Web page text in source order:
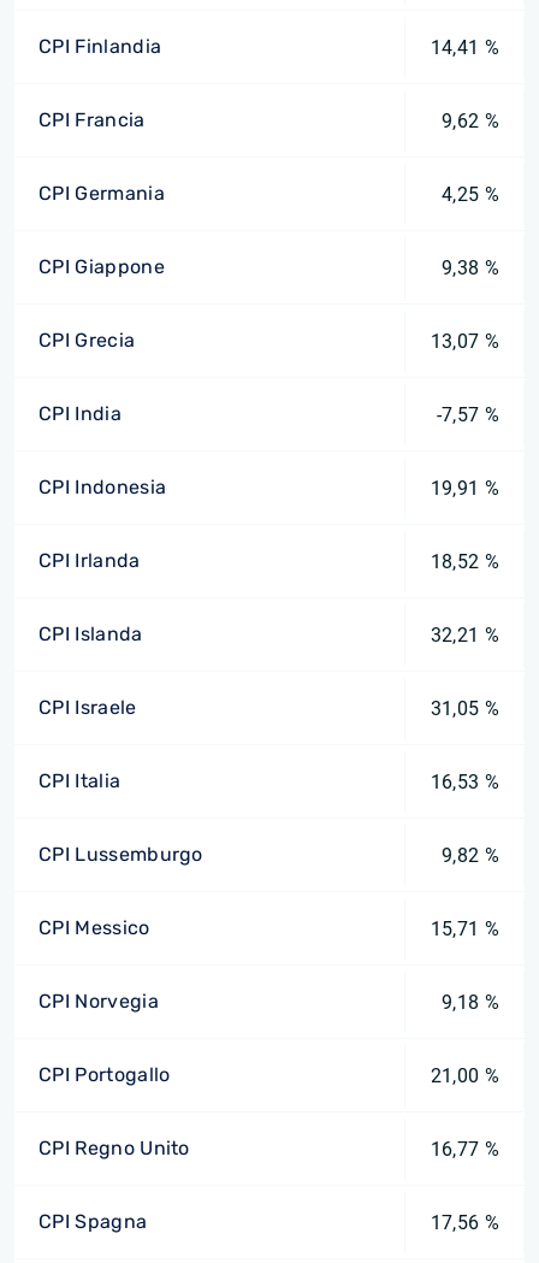
CPI Finlandia 14,41 %
CPI Francia 9,62 %
CPI Germania 4,25 %
CPI Giappone 9,38 %
CPI Grecia 13,07 %
CPI India -7,57 %
CPI Indonesia 19,91 %
CPI Irlanda 18,52 %
CPI Islanda 32,21 %
CPI Israele 31,05 %
CPI Italia 16,53 %
CPI Lussemburgo 9,82 %
CPI Messico 15,71 %
CPI Norvegia 9,18 %
CPI Portogallo 21,00 %
CPI Regno Unito 16,77 %
CPI Spagna 17,56 %